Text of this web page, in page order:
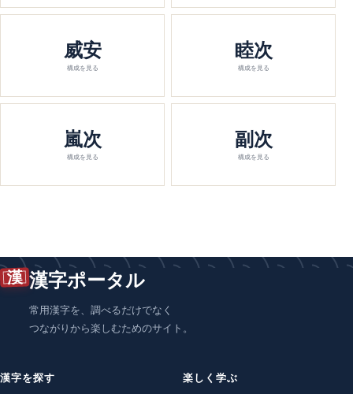
威安
構成を見る
睦次
構成を見る
嵐次
構成を見る
副次
構成を見る
漢 漢字ポータル
常用漢字を、調べるだけでなく
つながりから楽しむためのサイト。
漢字を探す 楽しく学ぶ